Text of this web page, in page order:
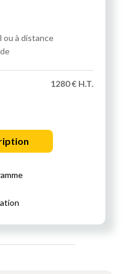
ou à distance
1280 € H.T.